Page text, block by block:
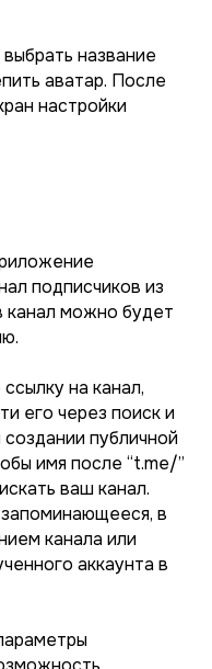
название
аватар. После
настройки
подписчиков из
канал можно будет
на канал,
его через поиск и
публичной
имя после “t.me/”
ваш канал.
в
канала или
аккаунта в